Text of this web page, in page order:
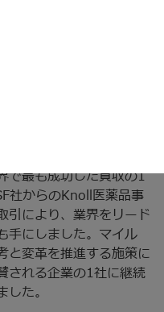
や、診断システムの
からの進化も実現して
年にファイザー社に買
100社にもなって
で最も成功した買収の1
社からのKnoll医薬品事
引により、業界をリード
にしました。マイル
と変革を推進する施策に
される企業の1社に継続
た。